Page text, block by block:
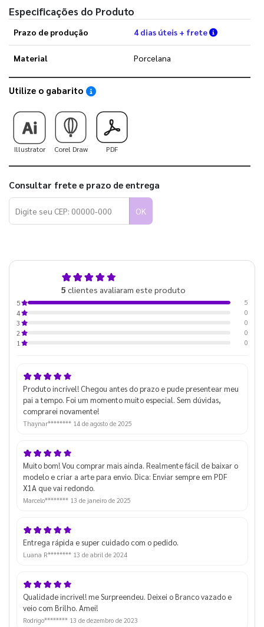
Especificações do Produto
Prazo de produção 4 dias úteis + frete Verifique
Material Porcelana
Utilize o gabarito Saiba como utilizar os nossos gabaritos
Illustrator Corel Draw PDF
Consultar frete e prazo de entrega
OK
5 clientes avaliaram este produto
5
5
4
0
3
0
2
0
1
0
Produto incrível! Chegou antes do prazo e pude presentear meu
pai a tempo. Foi um momento muito especial. Sem dúvidas,
comprarei novamente!
Thaynar******** 14 de agosto de 2025
Muito bom! Vou comprar mais ainda. Realmente fácil de baixar o
modelo e criar a arte para envio. Dica: Enviar sempre em PDF
X1A que vai redondo.
Marcelo******** 13 de janeiro de 2025
Entrega rápida e super cuidado com o pedido.
Luana R******** 13 de abril de 2024
Qualidade incrivel! me Surpreendeu. Deixei o Branco vazado e
veio com Brilho. Amei!
Rodrigo******** 13 de dezembro de 2023